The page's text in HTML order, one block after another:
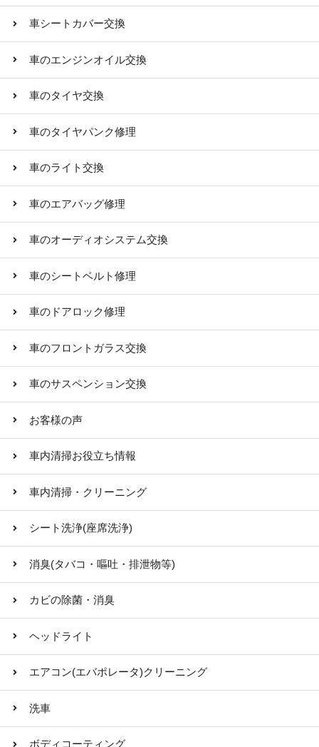
車シートカバー交換
車のエンジンオイル交換
車のタイヤ交換
車のタイヤパンク修理
車のライト交換
車のエアバッグ修理
車のオーディオシステム交換
車のシートベルト修理
車のドアロック修理
車のフロントガラス交換
車のサスペンション交換
お客様の声
車内清掃お役立ち情報
車内清掃・クリーニング
シート洗浄(座席洗浄)
消臭(タバコ・嘔吐・排泄物等)
カビの除菌・消臭
ヘッドライト
エアコン(エバポレータ)クリーニング
洗車
ボディコーティング